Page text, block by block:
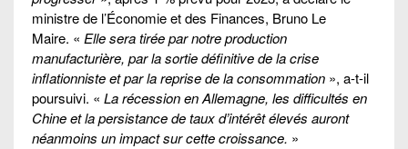
ministre de l’Économie et des Finances, Bruno Le
Maire. « Elle sera tirée par notre production
manufacturière, par la sortie définitive de la crise
inflationniste et par la reprise de la consommation », a-t-il
poursuivi. « La récession en Allemagne, les difficultés en
Chine et la persistance de taux d’intérêt élevés auront
néanmoins un impact sur cette croissance. »